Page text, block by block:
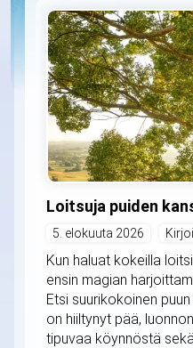
Loitsuja puiden
5. elokuuta 2026
Kun haluat kokeilla
ensin magian
Etsi suurikokoinen
on hiiltynyt pää,
tipuvaa köynnöstä